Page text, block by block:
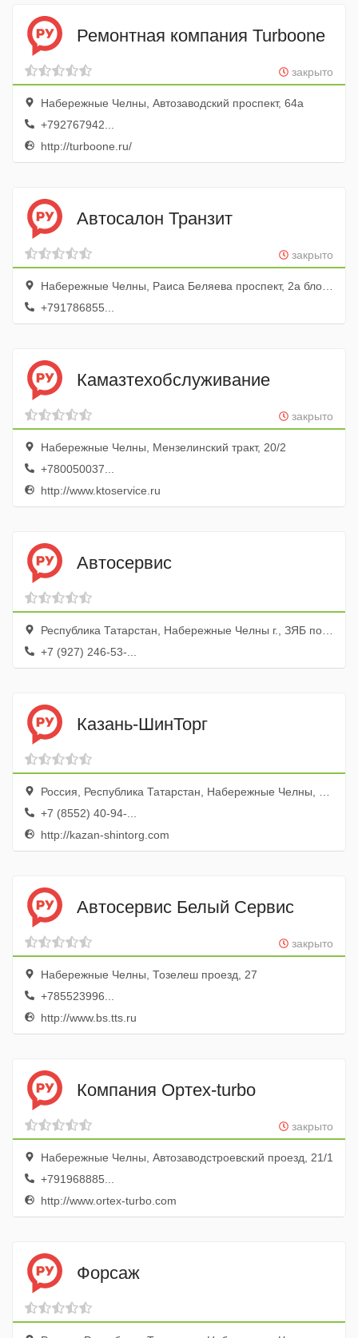
Ремонтная компания Turboone
закрыто
Набережные Челны, Автозаводский проспект, 64а
+792767942...
http://turboone.ru/
Автосалон Транзит
закрыто
Набережные Челны, Раиса Беляева проспект, 2а бло, к 7
+791786855...
Камазтехобслуживание
закрыто
Набережные Челны, Мензелинский тракт, 20/2
+780050037...
http://www.ktoservice.ru
Автосервис
Республика Татарстан, Набережные Челны г., ЗЯБ пос., Железнодорожников пер., 2, бокс 273
+7 (927) 246-53-...
Казань-ШинТорг
Россия, Республика Татарстан, Набережные Челны, Мензелинский тракт, 112/1
+7 (8552) 40-94-...
http://kazan-shintorg.com
Автосервис Белый Сервис
закрыто
Набережные Челны, Тозелеш проезд, 27
+785523996...
http://www.bs.tts.ru
Компания Ортех-turbo
закрыто
Набережные Челны, Автозаводстроевский проезд, 21/1
+791968885...
http://www.ortex-turbo.com
Форсаж